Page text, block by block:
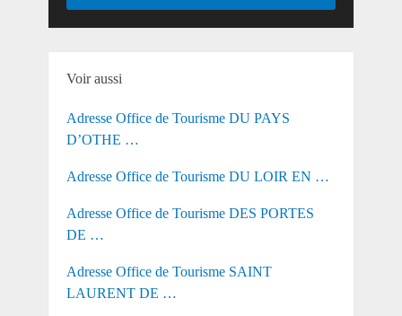
Voir aussi
Adresse Office de Tourisme DU PAYS
D’OTHE …
Adresse Office de Tourisme DU LOIR EN …
Adresse Office de Tourisme DES PORTES
DE …
Adresse Office de Tourisme SAINT
LAURENT DE …